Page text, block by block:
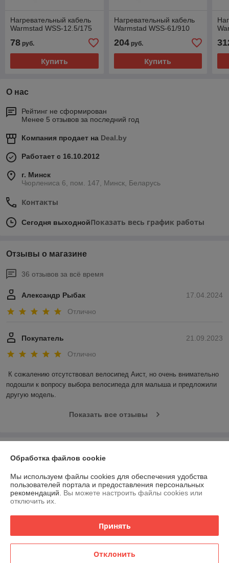
Нагревательный кабель
Warmstad WSS-12.5/175
78 руб.
Купить
Нагревательный кабель
Warmstad WSS-61/910
204руб.
Купить
О нас
Рейтинг не сформирован
Менее 5 отзывов за последний год
Компания продает на Deal.by
Работает с 16.10.2012
г. Минск
Чюрлениса 6, пом. 147, Минск, Беларусь
Контакты
Сегодня выходнойПоказать весь график работы
Отзывы о магазине
36 отзывов за всё время
17.04.2024
Александр Рыбак
Отлично
21.09.2023
Покупатель
Отлично
К сожалению отсутствовал велосипед Аист, но очень внимательно
подошли к вопросу выбора велосипеда для малыша и предложили
другую модель.
Показать все отзывы
Контакты
Доставка и оплата
Полная версия сайта
Обработка файлов cookie
Мы используем файлы cookies для обеспечения удобства
пользователей портала и предоставления персональных
рекомендаций. Вы можете настроить файлы cookies или
отключить их.
Принять
Отклонить